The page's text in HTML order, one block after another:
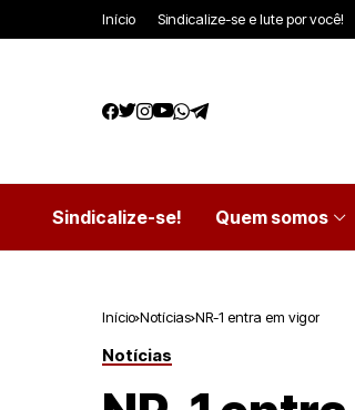
Início Sindicalize-se e lute por você!
Sindicalize-se! Quem somos
Início Notícias NR-1 entra em vigor
Notícias